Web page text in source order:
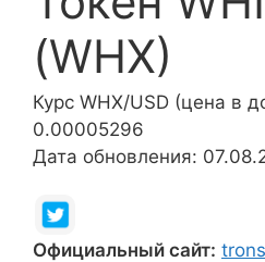
(WHX)
Курс WHX/USD (цена в
0.00005296
Дата обновления:
Официальный сайт: